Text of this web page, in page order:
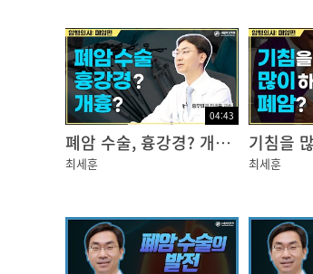
10:32 검사가 어려운 경우에는?
12:34 검사 결과는 언제 나오나요?
14:00 검사 시 암이 번질 수 있나
15:27 검사 부위가 아프다면?
16:43 유전자, 돌연변이 검사는
04:43
폐암 수술, 흉강경? 개흉?
최세훈
기침을
최세훈